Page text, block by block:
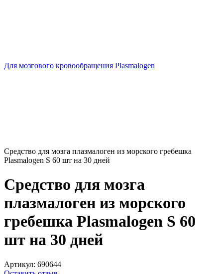
Для мозгового кровообращения Plasmalogen
Средство для мозга плазмалоген из морского гребешка
Plasmalogen S 60 шт на 30 дней
Средство для мозга
плазмалоген из морского
гребешка Plasmalogen S 60
шт на 30 дней
Артикул: 690644